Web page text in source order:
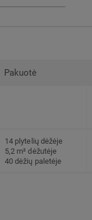
Pakuotė
14 plytelių dėžėje
5,2 m² dėžutėje
40 dėžių paletėje